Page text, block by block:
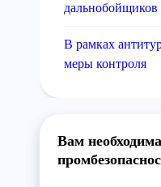
дальнобойщиков
В рамках
меры контроля
Вам